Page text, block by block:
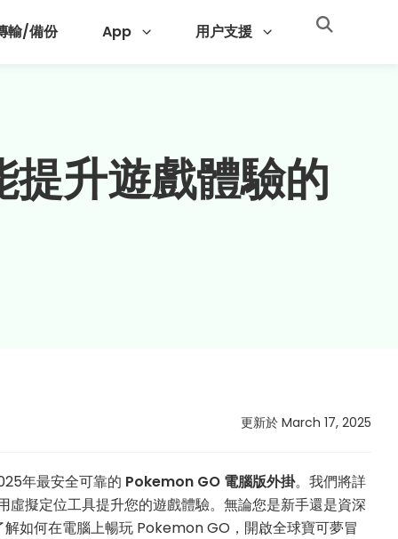
輸/備份 App 用户支援
升遊戲體驗的
更新於 March 17, 2025
年最安全可靠的 Pokemon GO 電腦版外掛。我們將詳
擬定位工具提升您的遊戲體驗。無論您是新手還是資深
如何在電腦上暢玩 Pokemon GO，開啟全球寶可夢冒